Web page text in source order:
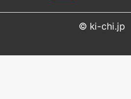
© ki-chi.jp